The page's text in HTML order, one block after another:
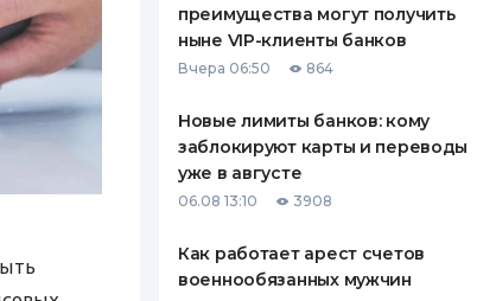
преимущества могут получить
ныне VIP-клиенты банков
Вчера 06:50 864
Новые лимиты банков: кому
заблокируют карты и переводы
уже в августе
06.08 13:10 3908
Как работает арест счетов
военнообязанных мужчин